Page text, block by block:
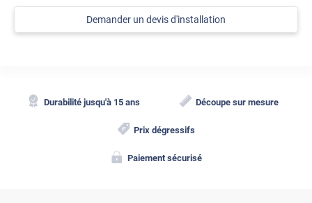
Demander un devis d'installation
Durabilité jusqu'à 15 ans Découpe sur mesure
Prix dégressifs
Paiement sécurisé